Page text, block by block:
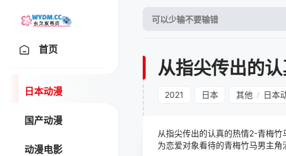
首页
日本动漫
国产动漫
动漫电影
从指尖传出的
2021 日本 其他 / 日本
从指尖传出的认真的热情2-青梅
为恋爱对象看待的青梅竹马男主